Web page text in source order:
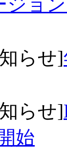
ジョ
らせ]
らせ]
始